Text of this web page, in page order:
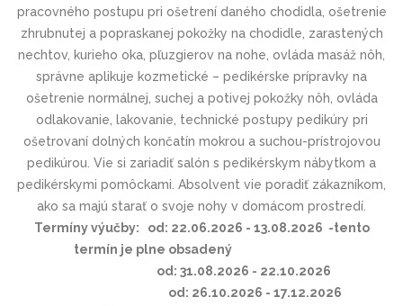
pracovného postupu pri ošetrení daného chodidla, ošetrenie
zhrubnutej a popraskanej pokožky na chodidle, zarastených
nechtov, kurieho oka, pľuzgierov na nohe, ovláda masáž nôh,
správne aplikuje kozmetické – pedikérske prípravky na
ošetrenie normálnej, suchej a potivej pokožky nôh, ovláda
odlakovanie, lakovanie, technické postupy pedikúry pri
ošetrovaní dolných končatín mokrou a suchou-prístrojovou
pedikúrou. Vie si zariadiť salón s pedikérskym nábytkom a
pedikérskymi pomôckami. Absolvent vie poradiť zákazníkom,
ako sa majú starať o svoje nohy v domácom prostredí.
Termíny výučby: od: 22.06.2026 - 13.08.2026 -tento
termín je plne obsadený
od: 31.08.2026 - 22.10.2026
od: 26.10.2026 - 17.12.2026